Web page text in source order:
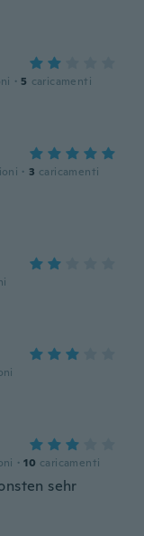
· 5 caricamenti
· 3 caricamenti
· 10 caricamenti
sehr